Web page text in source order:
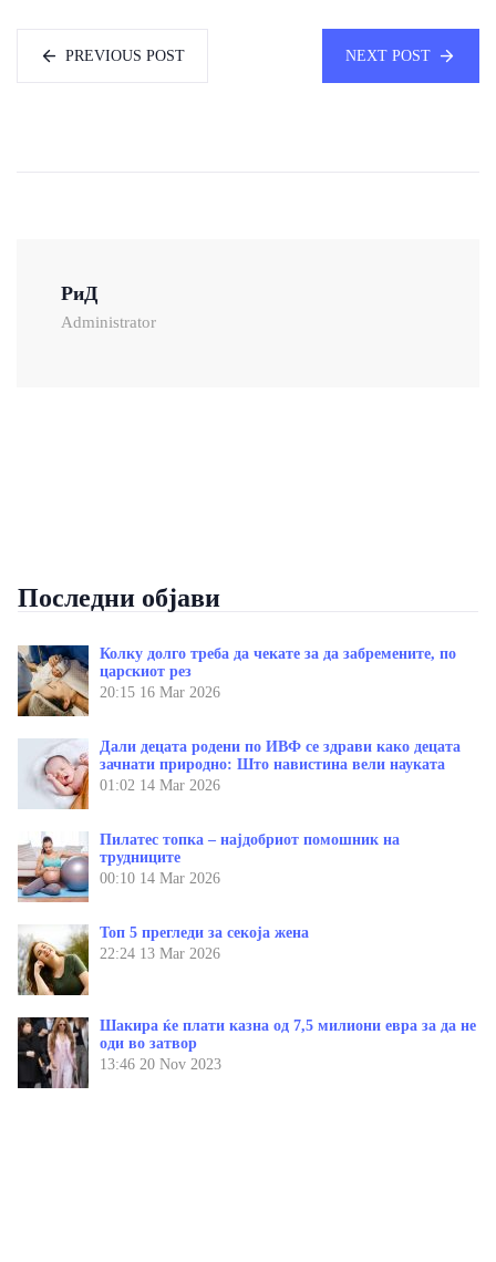
PREVIOUS POST NEXT POST
РиД
Administrator
Последни објави
Колку долго треба да чекате за да забремените, по
царскиот рез
20:15 16 Mar 2026
Дали децата родени по ИВФ се здрави како децата
зачнати природно: Што навистина вели науката
01:02 14 Mar 2026
Пилатес топка – најдобриот помошник на
трудниците
00:10 14 Mar 2026
Топ 5 прегледи за секоја жена
22:24 13 Mar 2026
Шакира ќе плати казна од 7,5 милиони евра за да не
оди во затвор
13:46 20 Nov 2023